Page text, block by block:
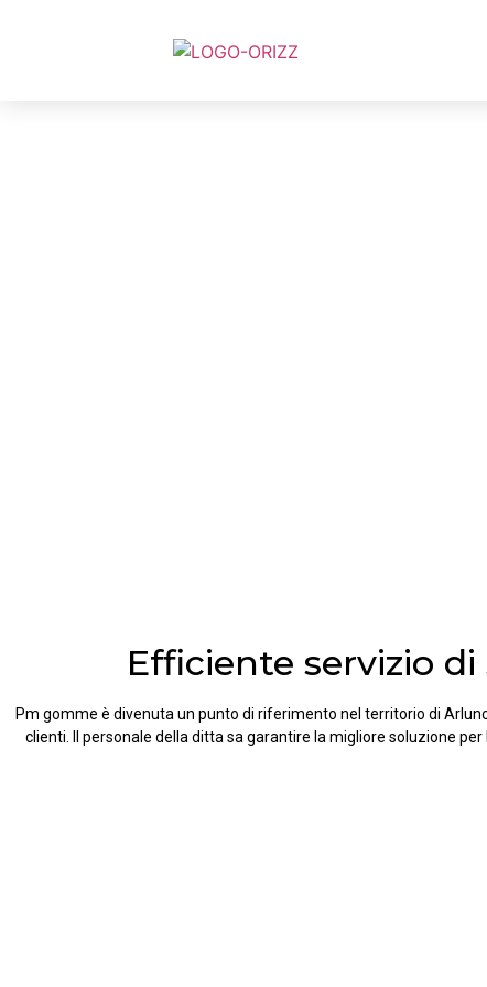
Efficiente servizio
Pm gomme è divenuta un punto di riferimento nel territorio di
clienti. Il personale della ditta sa garantire la migliore soluzione